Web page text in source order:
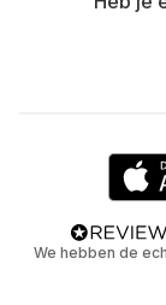
We hebben de